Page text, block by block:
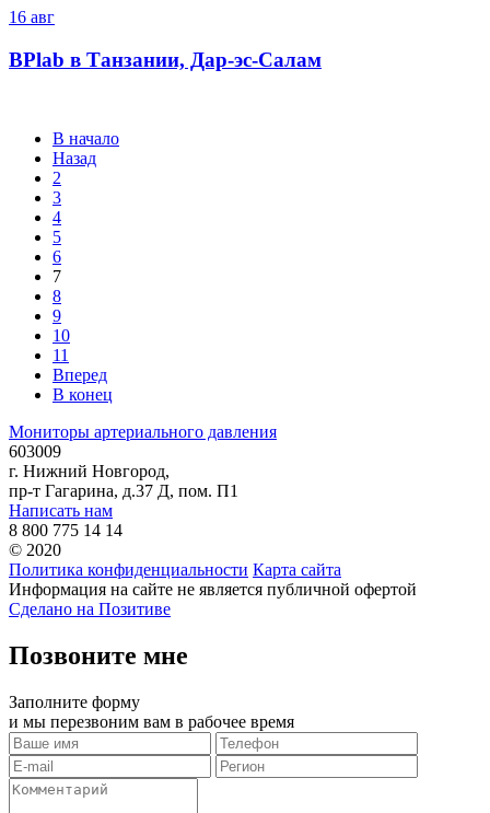
16 авг
BPlab в Танзании, Дар-эс-Салам
В начало
Назад
2
3
4
5
6
7
8
9
10
11
Вперед
В конец
Мониторы артериального давления
603009
г. Нижний Новгород,
пр-т Гагарина, д.37 Д, пом. П1
Написать нам
8 800 775 14 14
© 2020
Политика конфиденциальности Карта сайта
Информация на сайте не является публичной офертой
Сделано на Позитиве
Позвоните мне
Заполните форму
и мы перезвоним вам в рабочее время